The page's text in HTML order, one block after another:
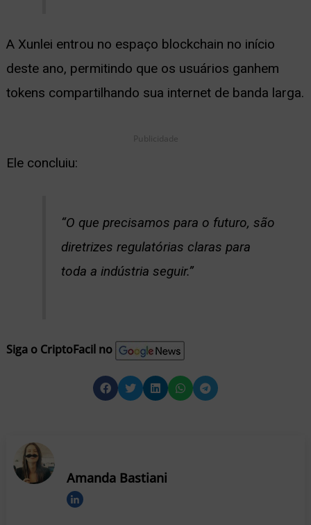
A Xunlei entrou no espaço blockchain no início
deste ano, permitindo que os usuários ganhem
tokens compartilhando sua internet de banda larga.
Publicidade
Ele concluiu:
“O que precisamos para o futuro, são
diretrizes regulatórias claras para
toda a indústria seguir.”
Siga o CriptoFacil no
Amanda Bastiani